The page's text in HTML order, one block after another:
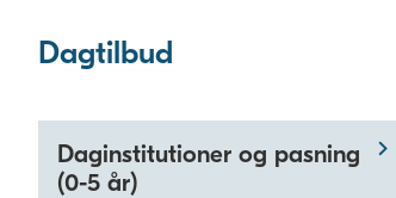
Dagtilbud
Daginstitutioner og pasning
(0-5 år)